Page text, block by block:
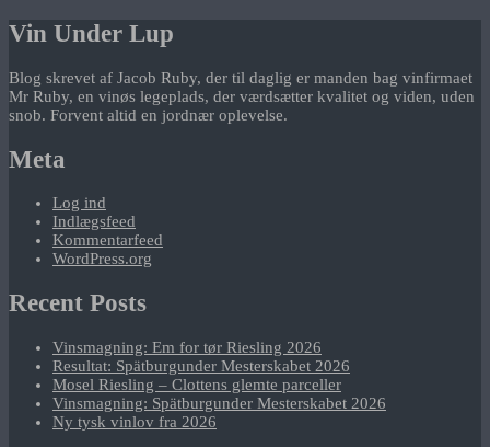
Vin Under Lup
Blog skrevet af Jacob Ruby, der til daglig er manden bag vinfirmaet
Mr Ruby, en vinøs legeplads, der værdsætter kvalitet og viden, uden
snob. Forvent altid en jordnær oplevelse.
Meta
Log ind
Indlægsfeed
Kommentarfeed
WordPress.org
Recent Posts
Vinsmagning: Em for tør Riesling 2026
Resultat: Spätburgunder Mesterskabet 2026
Mosel Riesling – Clottens glemte parceller
Vinsmagning: Spätburgunder Mesterskabet 2026
Ny tysk vinlov fra 2026